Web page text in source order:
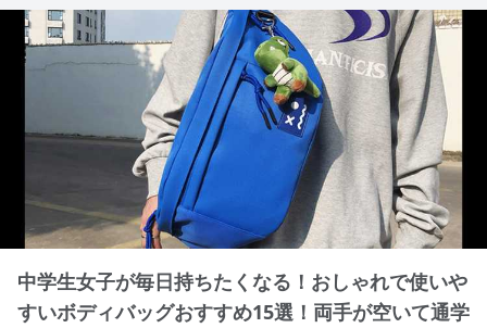
中学生女子が毎日持ちたくなる！おしゃれで使いや
すいボディバッグおすすめ15選！両手が空いて通学